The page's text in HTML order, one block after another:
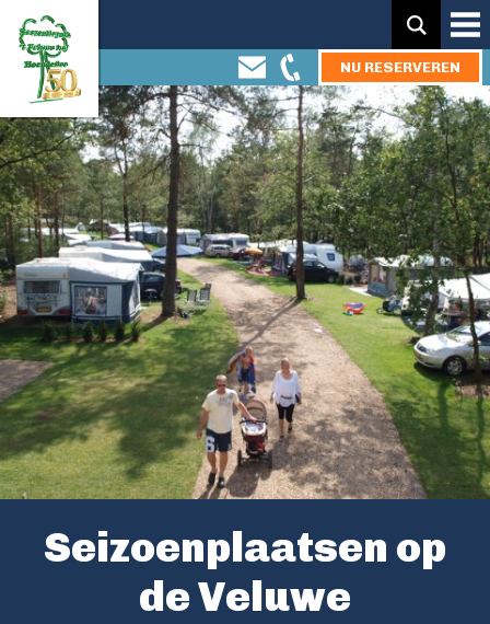
NU RESERVEREN
Zoeken:
Seizoenplaatsen op
de Veluwe